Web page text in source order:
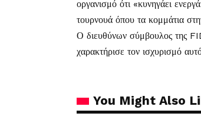
οργανισμό ότι «κυνηγάει
τουρνουά όπου τα κομμάτια
Ο διευθύνων σύμβουλος της
χαρακτήρισε τον ισχυρισμό
You Might Also